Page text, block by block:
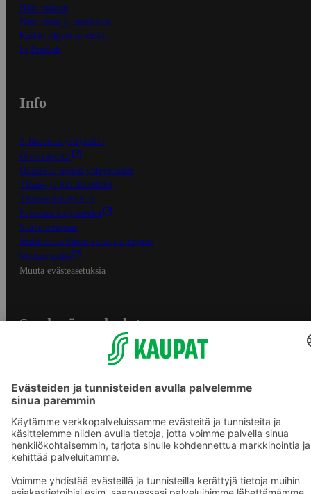
Näin maksat
Näin tilaat ja muokkaat
Kaikki ohjeet ja vinkit
In English
Info
S-Business yrityksille
Oiva-raportit
Osuuskauppojen yhteystiedot
Tilaus- ja toimitusehdot
Tietosuojakäytäntö
Palvelun käyttöehdot
Saavutettavuus
Mobiilisovelluksen saavutettavuus
Mainostajalle
Muuta evästeasetuksia
S-ryhmän palvelut
Yhteishyvä Ruoka -sovellus
S-ostoslista -sovellus
Prisma.fi
Sokos.fi
S-Pankki
Sokos Hotels